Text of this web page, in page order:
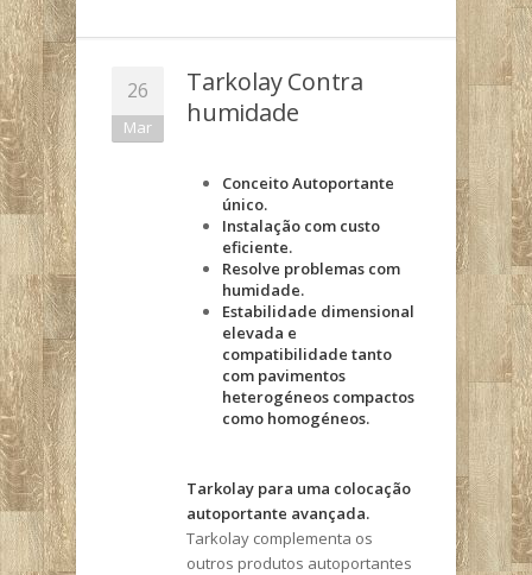
26
Mar
Tarkolay Contra
humidade
Conceito Autoportante
único.
Instalação com custo
eficiente.
Resolve problemas com
humidade.
Estabilidade dimensional
elevada e
compatibilidade tanto
com pavimentos
heterogéneos compactos
como homogéneos.
Tarkolay para uma colocação
autoportante avançada.
Tarkolay complementa os
outros produtos autoportantes